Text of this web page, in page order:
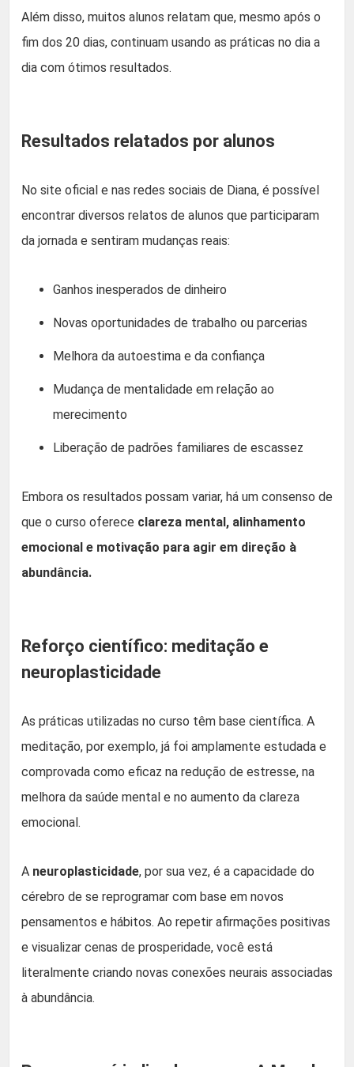
Além disso, muitos alunos relatam que, mesmo após o
fim dos 20 dias, continuam usando as práticas no dia a
dia com ótimos resultados.
Resultados relatados por alunos
No site oficial e nas redes sociais de Diana, é possível
encontrar diversos relatos de alunos que participaram
da jornada e sentiram mudanças reais:
Ganhos inesperados de dinheiro
Novas oportunidades de trabalho ou parcerias
Melhora da autoestima e da confiança
Mudança de mentalidade em relação ao
merecimento
Liberação de padrões familiares de escassez
Embora os resultados possam variar, há um consenso de
que o curso oferece clareza mental, alinhamento
emocional e motivação para agir em direção à
abundância.
Reforço científico: meditação e
neuroplasticidade
As práticas utilizadas no curso têm base científica. A
meditação, por exemplo, já foi amplamente estudada e
comprovada como eficaz na redução de estresse, na
melhora da saúde mental e no aumento da clareza
emocional.
A neuroplasticidade, por sua vez, é a capacidade do
cérebro de se reprogramar com base em novos
pensamentos e hábitos. Ao repetir afirmações positivas
e visualizar cenas de prosperidade, você está
literalmente criando novas conexões neurais associadas
à abundância.